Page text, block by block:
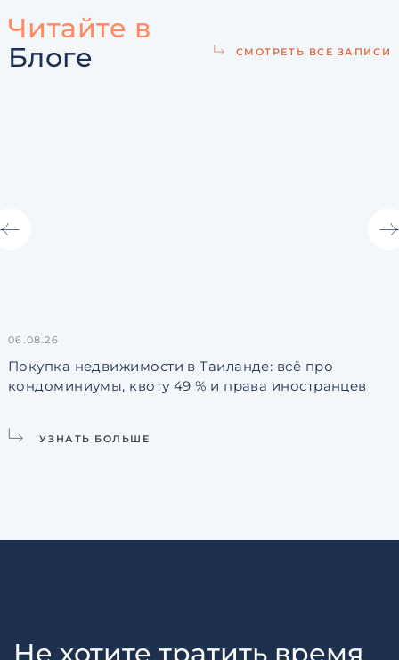
Читайте в
Блоге
СМОТРЕТЬ ВСЕ ЗАПИСИ
06.08.26
Покупка недвижимости в Таиланде: всё про
кондоминиумы, квоту 49 % и права иностранцев
УЗНАТЬ БОЛЬШЕ